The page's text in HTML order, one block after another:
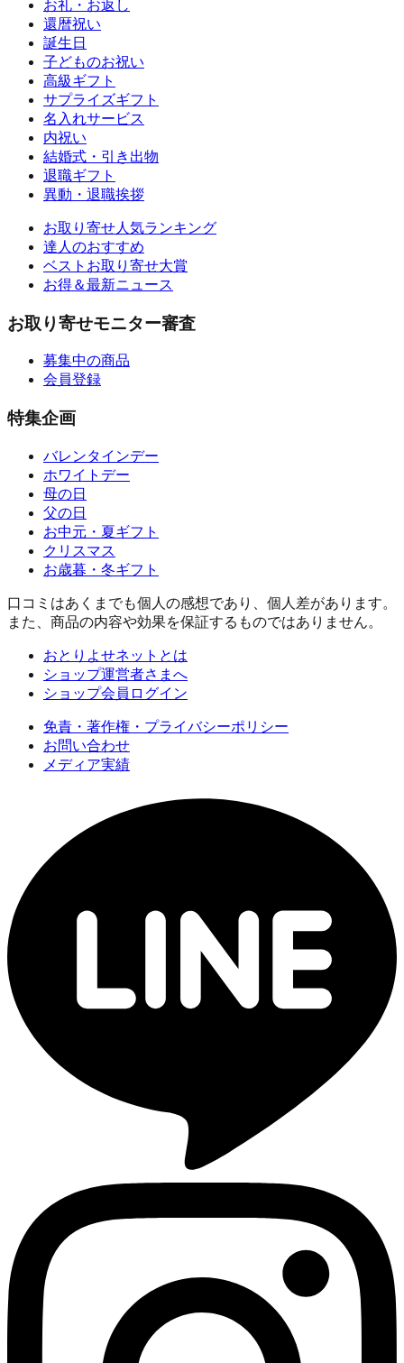
お礼・お返し
還暦祝い
誕生日
子どものお祝い
高級ギフト
サプライズギフト
名入れサービス
内祝い
結婚式・引き出物
退職ギフト
異動・退職挨拶
お取り寄せ人気ランキング
達人のおすすめ
ベストお取り寄せ大賞
お得＆最新ニュース
お取り寄せモニター審査
募集中の商品
会員登録
特集企画
バレンタインデー
ホワイトデー
母の日
父の日
お中元・夏ギフト
クリスマス
お歳暮・冬ギフト
口コミはあくまでも個人の感想であり、個人差があります。
また、商品の内容や効果を保証するものではありません。
おとりよせネットとは
ショップ運営者さまへ
ショップ会員ログイン
免責・著作権・プライバシーポリシー
お問い合わせ
メディア実績